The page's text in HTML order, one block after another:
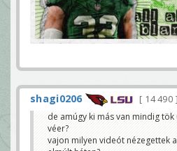
shagi0206
14 490
de amúgy ki más van mindig
véer?
vajon milyen videót nézegettek